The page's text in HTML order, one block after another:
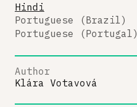
Hindi
Portuguese (Brazil)
Portuguese (Portugal)
Author
Klára Votavová